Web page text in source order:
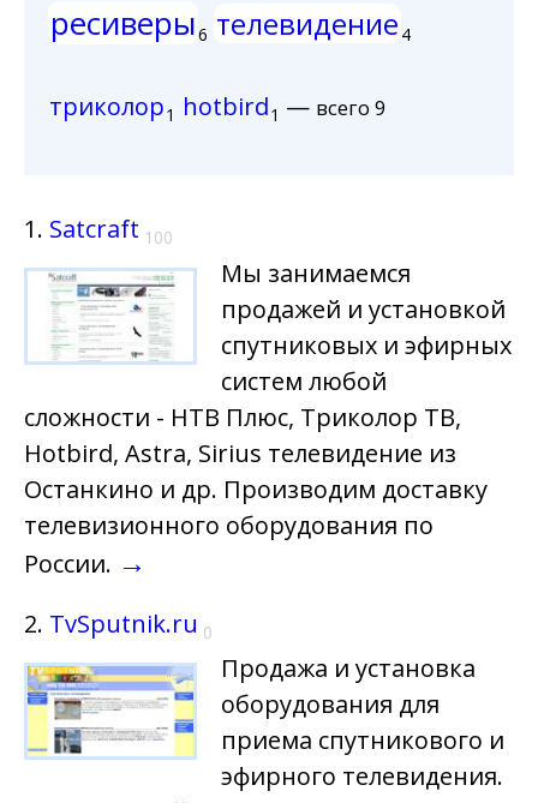
ресиверы6 телевидение 4
триколор1 hotbird1 — всего 9
1. Satcraft 100
Мы занимаемся
продажей и установкой
спутниковых и эфирных
систем любой
сложности - НТВ Плюс, Триколор ТВ,
Hotbird, Astra, Sirius телевидение из
Останкино и др. Производим доставку
телевизионного оборудования по
России. →
2. TvSputnik.ru 0
Продажа и установка
оборудования для
приема спутникового и
эфирного телевидения.